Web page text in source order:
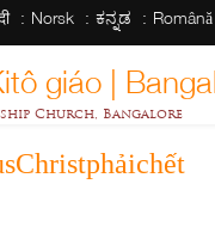
Norsk ಕನ್ನಡ Română
giáo |
Church, Bangalore